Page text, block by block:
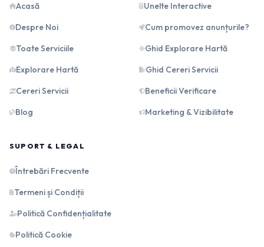
Acasă
Despre Noi
Toate Serviciile
Explorare Hartă
Cereri Servicii
Blog
Unelte Interactive
Cum promovez anunțurile?
Ghid Explorare Hartă
Ghid Cereri Servicii
Beneficii Verificare
Marketing & Vizibilitate
SUPORT & LEGAL
Întrebări Frecvente
Termeni și Condiții
Politică Confidențialitate
Politică Cookie